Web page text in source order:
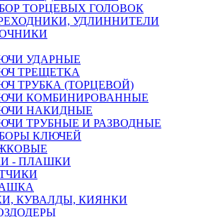
ТОРЦЕВЫХ ГОЛОВОК
УДЛИННИТЕЛИ
УДАРНЫЕ
ТРЕЩЕТКА
ТРУБКА (ТОРЦЕВОЙ)
КОМБИНИРОВАННЫЕ
НАКИДНЫЕ
ТРУБНЫЕ И РАЗВОДНЫЕ
КЛЮЧЕЙ
- ПЛАШКИ
КУВАЛДЫ, КИЯНКИ